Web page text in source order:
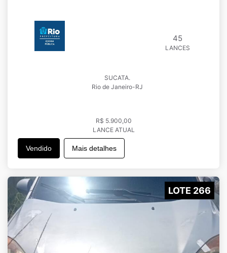
45
LANCES
SUCATA.
Rio de Janeiro-RJ
R$ 5.900,00
LANCE ATUAL
Vendido Mais detalhes
LOTE 266